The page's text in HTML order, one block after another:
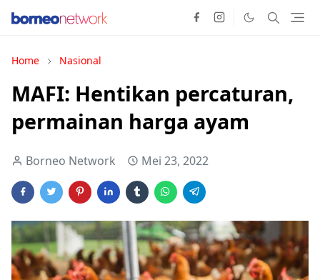
Home Nasional
MAFI: Hentikan percaturan,
permainan harga ayam
Borneo Network Mei 23, 2022